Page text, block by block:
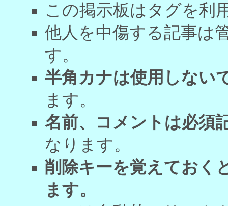
この掲示板はタグを利
他人を中傷する記事は
す。
半角カナは使用しない
ます。
名前、コメントは必須
なります。
削除キーを覚えておく
ます。